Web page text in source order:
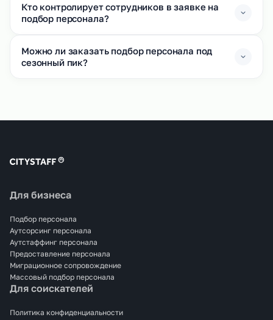
Кто контролирует сотрудников в заявке на
подбор персонала?
Можно ли заказать подбор персонала под
сезонный пик?
Для бизнеса
Подбор персонала
Аутсорсинг персонала
Аутстаффинг персонала
Предоставление персонала
Миграционное сопровождение
Массовый подбор персонала
Для соискателей
Политика конфиденциальности